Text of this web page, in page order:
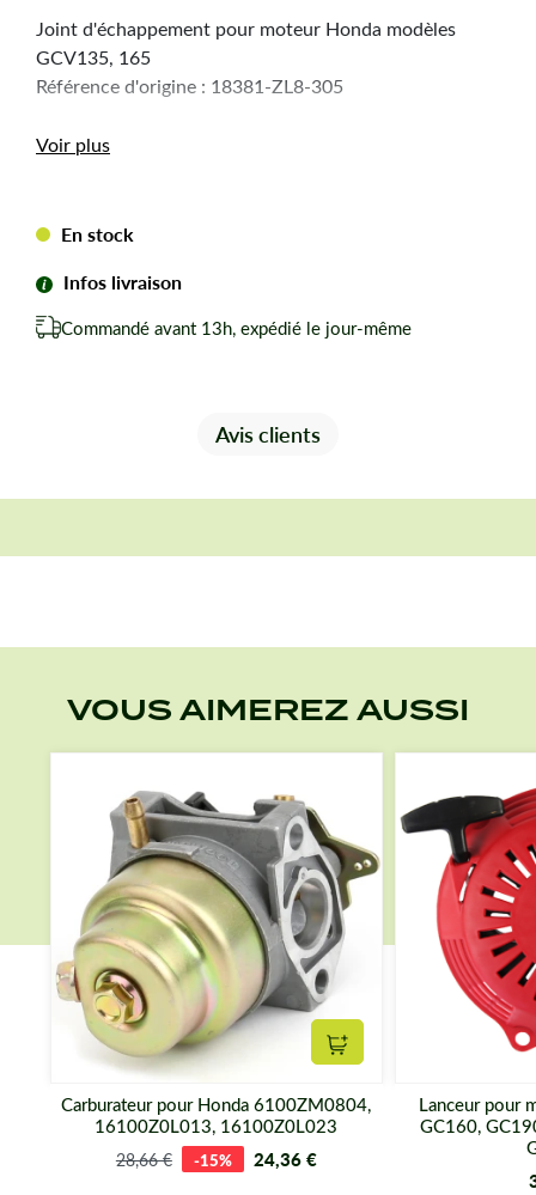
Joint d'échappement pour moteur Honda modèles
GCV135, 165
Référence d'origine : 18381-ZL8-305
Voir plus
En stock
Infos livraison
Commandé avant 13h, expédié le jour-même
Avis clients
VOUS AIMEREZ AUSSI
Ajouter au panier
Carburateur pour Honda 6100ZM0804,
16100Z0L013, 16100Z0L023
28,66 € -15% 24,36 €
Lanceur pour
GC160,